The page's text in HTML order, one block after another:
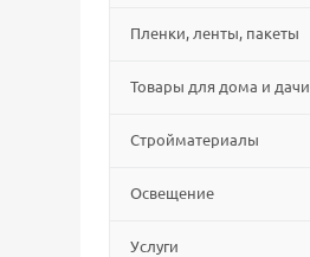
Пленки, ленты, пакеты
Товары для дома и дачи
Стройматериалы
Освещение
Услуги